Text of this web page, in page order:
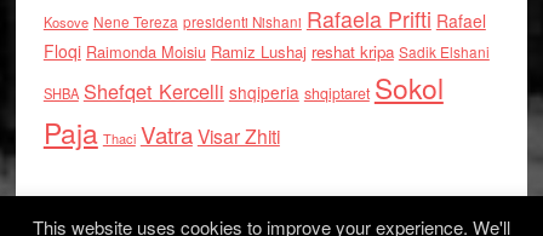
Kosove Nene Tereza presidenti Nishani Rafaela Prifti Rafael
Floqi Raimonda Moisiu Ramiz Lushaj reshat kripa Sadik Elshani
SHBA Shefqet Kercelli shqiperia shqiptaret Sokol
Paja Thaci VatraVisar Zhiti
This website uses cookies to improve your experience. We'll